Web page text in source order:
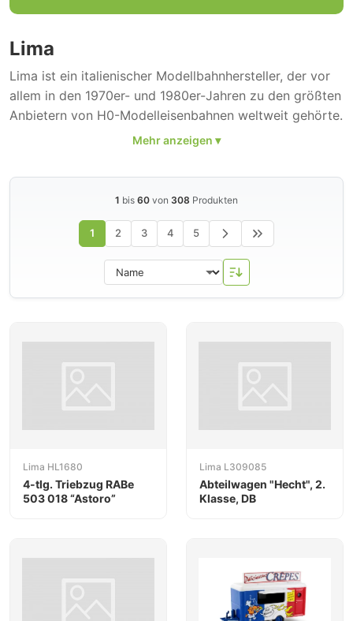
Lima
Lima ist ein italienischer Modellbahnhersteller, der vor
allem in den 1970er- und 1980er-Jahren zu den größten
Anbietern von H0-Modelleisenbahnen weltweit gehörte.
Die Marke gehört heute zur Hornby-Gruppe und wird
Das Sortiment umfasst 308 H0-Modelle.
Lima war bekannt für preisgünstige Einsteigermodelle
mit ansprechender Optik und soliden
Fahreigenschaften. Das Sortiment umfasste
und Waggons verschiedener europäischer
Bahngesellschaften – von der DB über die
1 bis 60 von 308 Produkten
1 2 3 4 5
Lima HL1680
4-tlg. Triebzug RABe
503 018 “Astoro”
Lima L309085
Abteilwagen "Hecht", 2.
Klasse, DB